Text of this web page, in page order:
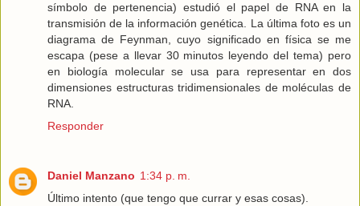
símbolo de pertenencia) estudió el papel de RNA en la
transmisión de la información genética. La última foto es un
diagrama de Feynman, cuyo significado en física se me
escapa (pese a llevar 30 minutos leyendo del tema) pero
en biología molecular se usa para representar en dos
dimensiones estructuras tridimensionales de moléculas de
RNA.
Responder
Daniel Manzano 1:34 p. m.
Último intento (que tengo que currar y esas cosas).